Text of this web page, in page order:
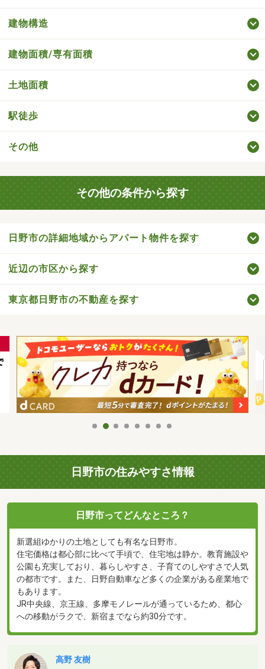
建物構造
建物面積/専有面積
土地面積
駅徒歩
その他
その他の条件から探す
日野市の詳細地域からアパート物件を探す
近辺の市区から探す
東京都日野市の不動産を探す
日野市の住みやすさ情報
日野市ってどんなところ？
新選組ゆかりの土地としても有名な日野市。
住宅価格は都心部に比べて手頃で、住宅地は静か。教育施設や
公園も充実しており、暮らしやすさ、子育てのしやすさで人気
の都市です。また、日野自動車など多くの企業がある産業地で
もあります。
JR中央線、京王線、多摩モノレールが通っているため、都心
への移動がラクで、新宿までなら約30分です。
高野 友樹